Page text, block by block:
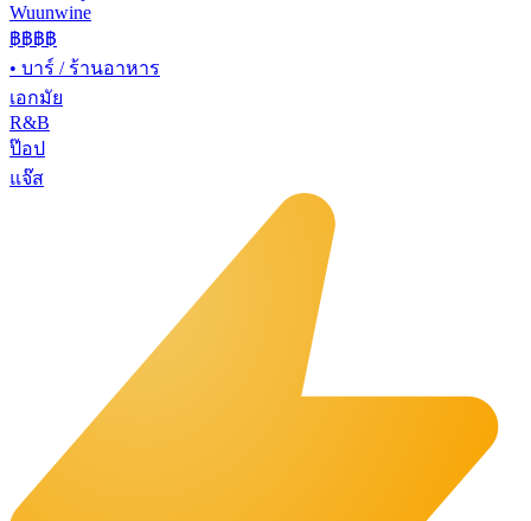
Wuunwine
฿฿฿฿
• บาร์ / ร้านอาหาร
เอกมัย
R&B
ป๊อป
แจ๊ส